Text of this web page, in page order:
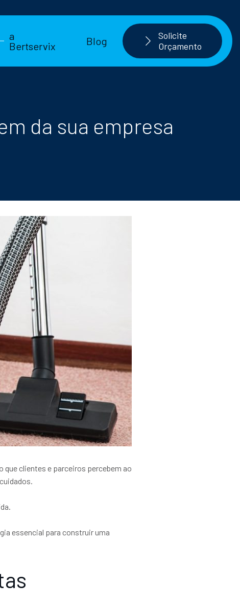
a
Bertservix
Blog
Solicite
Orçamento
da sua empresa
clientes e parceiros percebem ao
essencial para construir uma